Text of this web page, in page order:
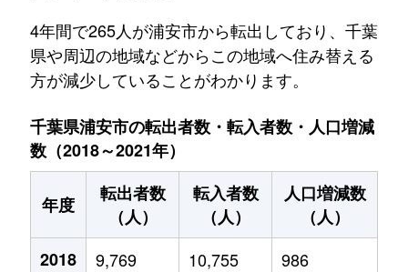
4年間で265人が浦安市から転出しており、千葉
県や周辺の地域などからこの地域へ住み替える
方が減少していることがわかります。
千葉県浦安市の転出者数・転入者数・人口増減
数（2018～2021年）
年度
転出者数
（人）
転入者数
（人）
人口増減数
（人）
2018
9,769 10,755
986